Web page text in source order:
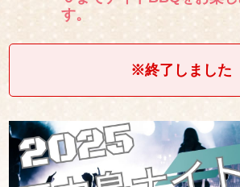
す。
※終了しました